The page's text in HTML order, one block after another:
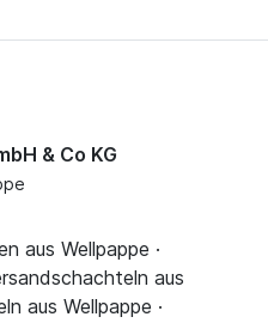
& Co KG
aus Wellpappe ·
aus
aus Wellpappe ·